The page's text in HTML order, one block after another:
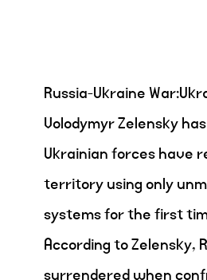
Russia-Ukraine
Volodymyr Zelensky
Ukrainian forces have
territory using only
systems for the first
According to Zelensky,
surrendered when